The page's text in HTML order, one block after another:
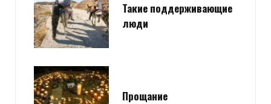
Такие поддерживающие
люди
Прощание